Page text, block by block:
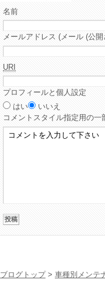
名前
メールアドレス (メール (公
URI
プロフィールと個人設定
はい
いいえ
コメント スタイル指定用の一
ブログトップ> 車種別メンテ